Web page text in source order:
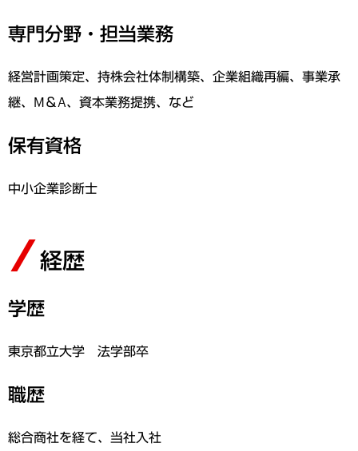
専門分野・担当業務
経営計画策定、持株会社体制構築、企業組織再編、事業承
継、M＆A、資本業務提携、など
保有資格
中小企業診断士
経歴
学歴
東京都立大学 法学部卒
職歴
総合商社を経て、当社入社